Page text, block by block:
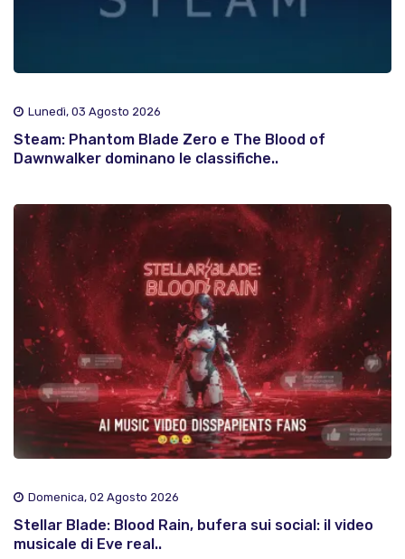
Lunedì, 03 Agosto 2026
Steam: Phantom Blade Zero e The Blood of
Dawnwalker dominano le classifiche..
Domenica, 02 Agosto 2026
Stellar Blade: Blood Rain, bufera sui social: il video
musicale di Eve real..